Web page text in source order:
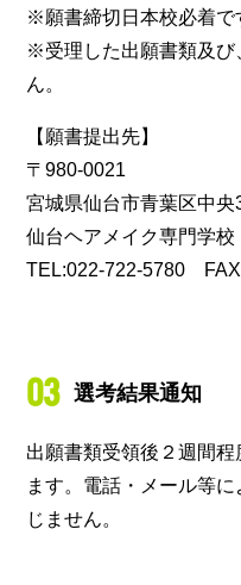
※願書締切日本校必着で
※受理した出願書類及び
ん。
【願書提出先】
〒980-0021
宮城県仙台市青葉区中央
仙台ヘアメイク専門学
TEL:022-722-5780
03 選考結果通知
出願書類受領後２週間
ます。電話・メール等
じません。